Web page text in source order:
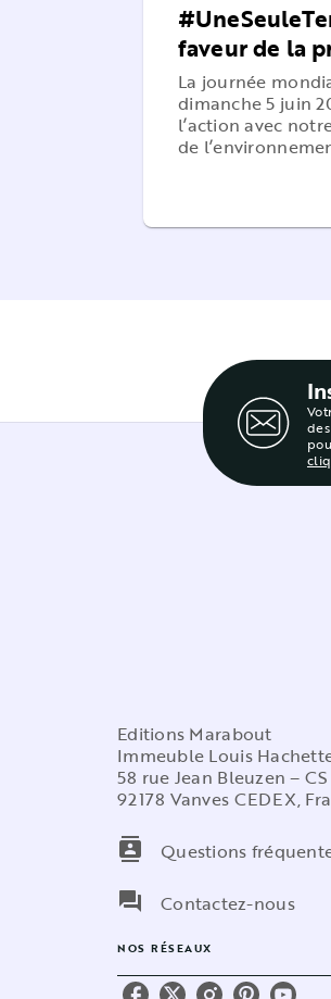
faveur de la
La journée
dimanche 5 juin
l’action avec
de
Editions Marabout
Immeuble Louis
58 rue Jean Bleuzen –
92178 Vanves CEDEX,
contacts
Questions
question_answer
Contactez-nous
NOS RÉSEAUX